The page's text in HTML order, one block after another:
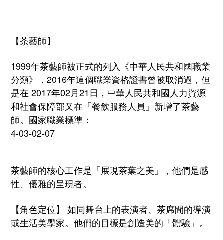
【茶藝師】
1999年茶藝師被正式的列入《中華人民共和國職業
分類》， 2016年這個職業資格證書曾被取消過，但
是在 2017年02月21日，中華人民共和國人力資源
和社會保障部又在「餐飲服務人員」新增了茶藝
師。國家職業標準：
4-03-02-07
茶藝師的核心工作是「展現茶葉之美」，他們是感
性、 優雅的呈現者。
【角色定位】 如同舞台上的表演者、茶席間的導演
或生活美學家。 他們的目標是創造美的「體驗」。